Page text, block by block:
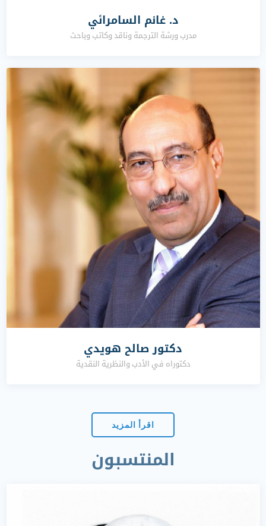
د. غانم السامرائي
مدرب ورشة الترجمة وناقد وكاتب وباحث
دكتور صالح هويدي
دكتوراه في الأدب والنظرية النقدية
اقرأ المزيد
المنتسبون